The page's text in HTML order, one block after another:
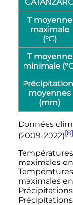
T moyenne
maximale
(°C)
T moyenne
minimale
moyennes
(mm)
Données
(2009-2022)[8]
maximales
maximales